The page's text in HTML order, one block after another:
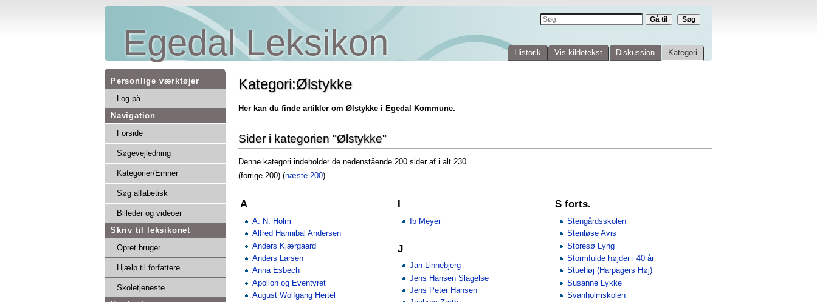
Egedal Leksikon Kategori
Diskussion
Vis kildetekst
Historik
Personlige værktøjer
Log på
Navigation
Forside
Søgevejledning
Kategorier/Emner
Søg alfabetisk
Billeder og videoer
Skriv til leksikonet
Opret bruger
Hjælp til forfattere
Skoletjeneste
Kategori:Ølstykke
Her kan du finde artikler om Ølstykke i Egedal Kommune.
Sider i kategorien "Ølstykke"
Denne kategori indeholder de nedenstående 200 sider af i alt 230.
(forrige 200) (næste 200)
A
A. N. Holm
Alfred Hannibal Andersen
Anders Kjærgaard
Anders Larsen
Anna Esbech
Apollon og Eventyret
August Wolfgang Hertel
Ib Meyer
J
Jan Linnebjerg
Jens Hansen Slagelse
Jens Peter Hansen
S forts.
Stengårdsskolen
Stenløse Avis
Storesø Lyng
Stormfulde højder i 40 år
Stuehøj (Harpagers Høj)
Susanne Lykke
Svanholmskolen